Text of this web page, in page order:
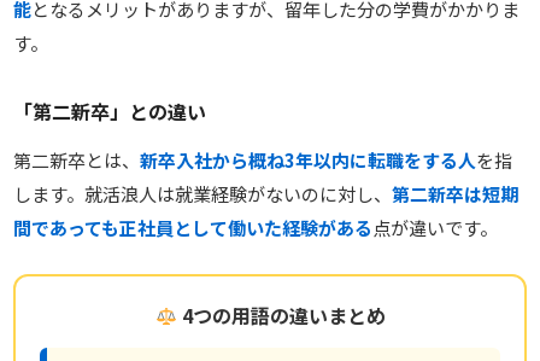
能となるメリットがありますが、留年した分の学費がかかりま
す。
「第二新卒」との違い
第二新卒とは、新卒入社から概ね3年以内に転職をする人を指
します。就活浪人は就業経験がないのに対し、第二新卒は短期
間であっても正社員として働いた経験がある点が違いです。
4つの用語の違いまとめ